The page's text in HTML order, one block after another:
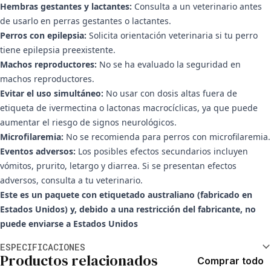
Hembras gestantes y lactantes: Consulta a un veterinario antes
de usarlo en perras gestantes o lactantes.
Perros con epilepsia: Solicita orientación veterinaria si tu perro
tiene epilepsia preexistente.
Machos reproductores: No se ha evaluado la seguridad en
machos reproductores.
Evitar el uso simultáneo: No usar con dosis altas fuera de
etiqueta de ivermectina o lactonas macrocíclicas, ya que puede
aumentar el riesgo de signos neurológicos.
Microfilaremia: No se recomienda para perros con microfilaremia.
Eventos adversos: Los posibles efectos secundarios incluyen
vómitos, prurito, letargo y diarrea. Si se presentan efectos
adversos, consulta a tu veterinario.
Este es un paquete con etiquetado australiano (fabricado en
Estados Unidos) y, debido a una restricción del fabricante, no
puede enviarse a Estados Unidos
ESPECIFICACIONES
Productos relacionados Comprar todo